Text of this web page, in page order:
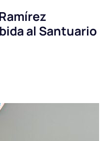
al Santuario